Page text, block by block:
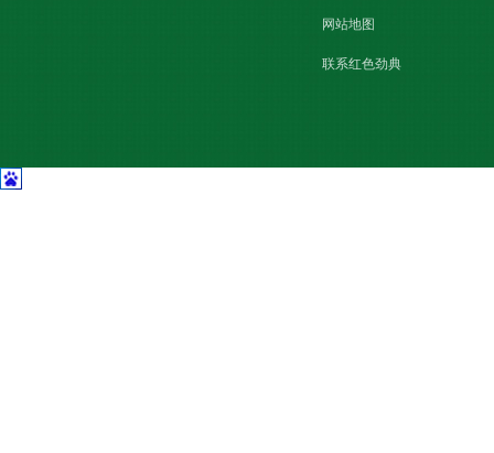
网站地图
联系红色劲典